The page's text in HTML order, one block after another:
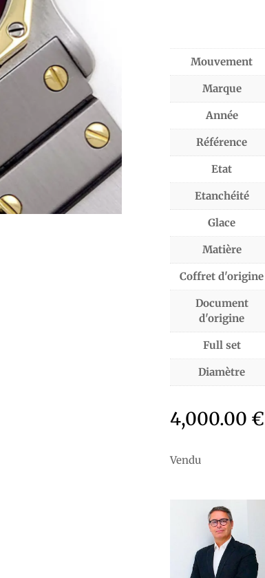
Mouvement
Marque
Année
Référence
Etat
Etanchéité
Glace
Matière
Coffret d'origine
Document
d'origine
Full set
Diamètre
4,000.00 €
Vendu